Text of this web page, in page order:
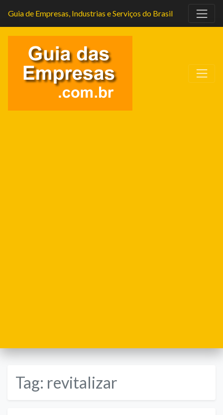
Guia de Empresas, Industrias e Serviços do Brasil
Tag: revitalizar